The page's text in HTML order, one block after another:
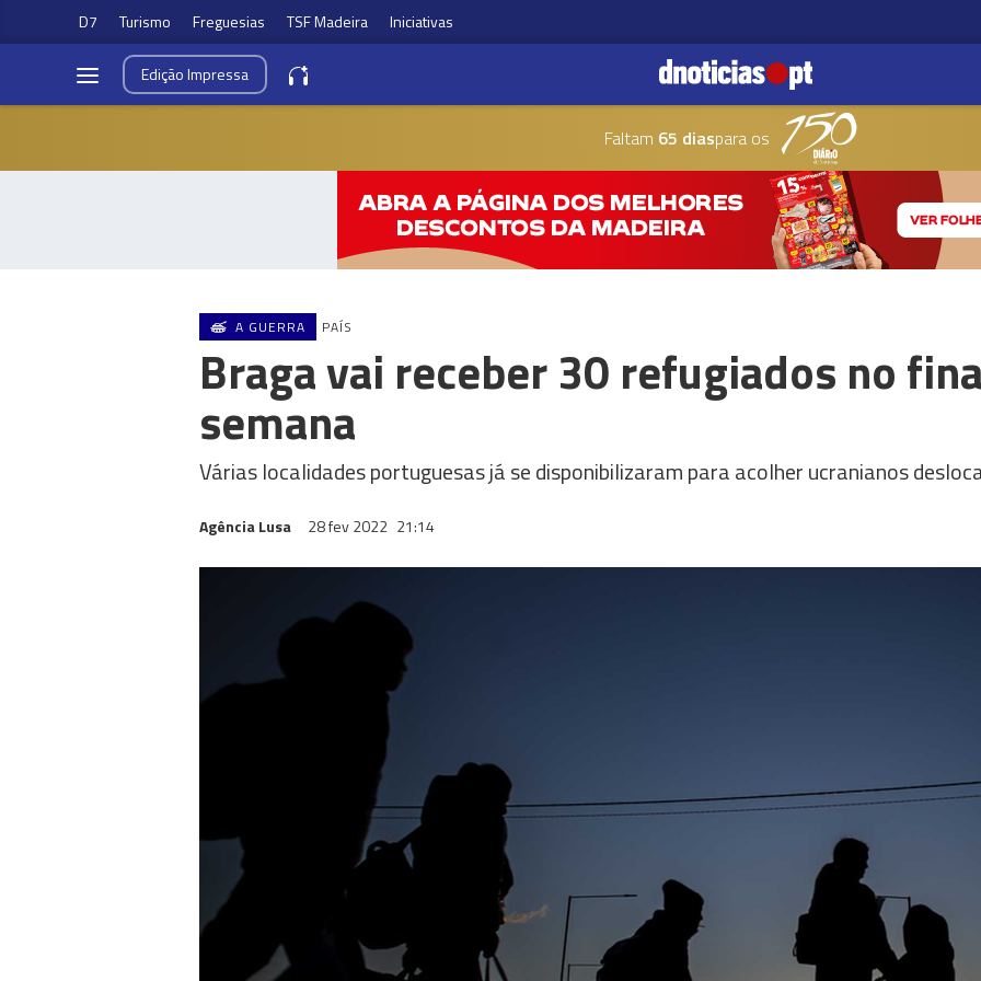
D7 Turismo Freguesias TSF Madeira Iniciativas
EdiçãoImpressa
Faltam 65 diaspara os
A GUERRA PAÍS
Braga vai receber 30 refugiados no
semana
Várias localidades portuguesas já se disponibilizaram para acolher ucranianos
Agência Lusa 28 fev 2022 21:14